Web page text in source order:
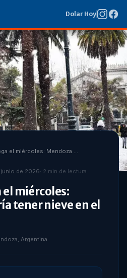
Dolar Hoy
Ola polar llega el miércoles: Mendoza podría tener nieve en el llano
de 2026· 2 min de lectura
el miércoles:
tener nieve en el
Argentina